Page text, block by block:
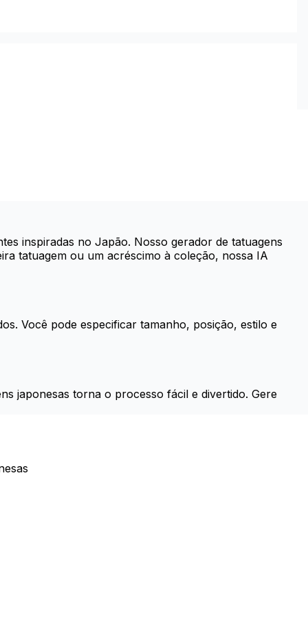
inspiradas no Japão. Nosso gerador de tatuagens
tatuagem ou um acréscimo à coleção, nossa IA
Você pode especificar tamanho, posição, estilo e
japonesas torna o processo fácil e divertido. Gere